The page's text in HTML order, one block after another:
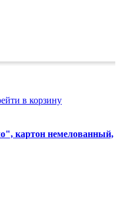
в корзину
картон немелованный,